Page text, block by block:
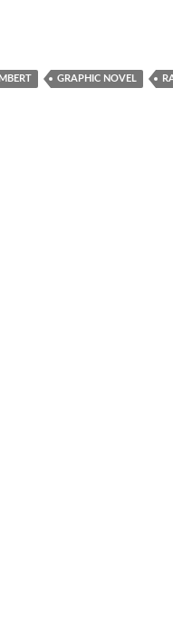
Geschichte der
GRAPHIC NOVEL